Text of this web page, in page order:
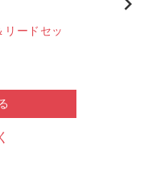
ードセッ